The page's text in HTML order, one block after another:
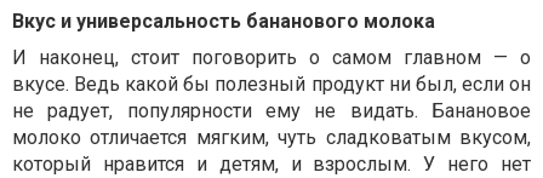
Вкус и универсальность бананового молока
И наконец, стоит поговорить о самом главном — о
вкусе. Ведь какой бы полезный продукт ни был, если он
не радует, популярности ему не видать. Банановое
молоко отличается мягким, чуть сладковатым вкусом,
который нравится и детям, и взрослым. У него нет